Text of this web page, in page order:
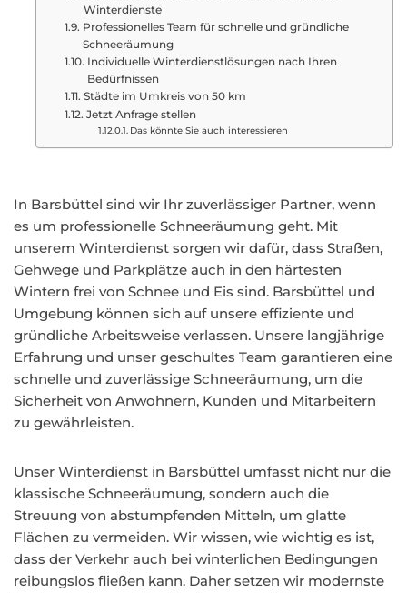
Winterdienste
Professionelles Team für schnelle und gründliche
Schneeräumung
Individuelle Winterdienstlösungen nach Ihren
Bedürfnissen
Städte im Umkreis von 50 km
Jetzt Anfrage stellen
Das könnte Sie auch interessieren
In Barsbüttel sind wir Ihr zuverlässiger Partner, wenn
es um professionelle Schneeräumung geht. Mit
unserem Winterdienst sorgen wir dafür, dass Straßen,
Gehwege und Parkplätze auch in den härtesten
Wintern frei von Schnee und Eis sind. Barsbüttel und
Umgebung können sich auf unsere effiziente und
gründliche Arbeitsweise verlassen. Unsere langjährige
Erfahrung und unser geschultes Team garantieren eine
schnelle und zuverlässige Schneeräumung, um die
Sicherheit von Anwohnern, Kunden und Mitarbeitern
zu gewährleisten.
Unser Winterdienst in Barsbüttel umfasst nicht nur die
klassische Schneeräumung, sondern auch die
Streuung von abstumpfenden Mitteln, um glatte
Flächen zu vermeiden. Wir wissen, wie wichtig es ist,
dass der Verkehr auch bei winterlichen Bedingungen
reibungslos fließen kann. Daher setzen wir modernste